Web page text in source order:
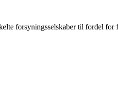
forsyningsselskaber til fordel